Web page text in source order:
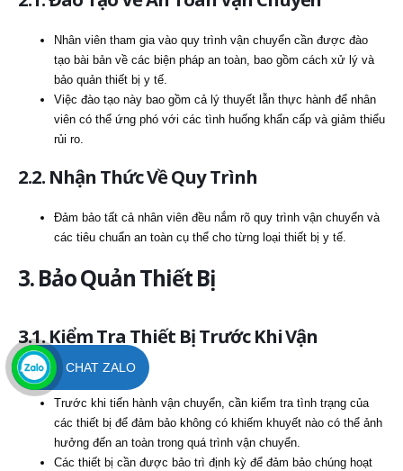
Nhân viên tham gia vào quy trình vận chuyển cần được đào
tạo bài bản về các biện pháp an toàn, bao gồm cách xử lý và
bảo quản thiết bị y tế.
Việc đào tạo này bao gồm cả lý thuyết lẫn thực hành để nhân
viên có thể ứng phó với các tình huống khẩn cấp và giảm thiểu
rủi ro.
2.2. Nhận Thức Về Quy Trình
Đảm bảo tất cả nhân viên đều nắm rõ quy trình vận chuyển và
các tiêu chuẩn an toàn cụ thể cho từng loại thiết bị y tế.
3. Bảo Quản Thiết Bị
3.1. Kiểm Tra Thiết Bị Trước Khi Vận
Chuyển
Trước khi tiến hành vận chuyển, cần kiểm tra tình trạng của
các thiết bị để đảm bảo không có khiếm khuyết nào có thể ảnh
hưởng đến an toàn trong quá trình vận chuyển.
Các thiết bị cần được bảo trì định kỳ để đảm bảo chúng hoạt
CHAT ZALO